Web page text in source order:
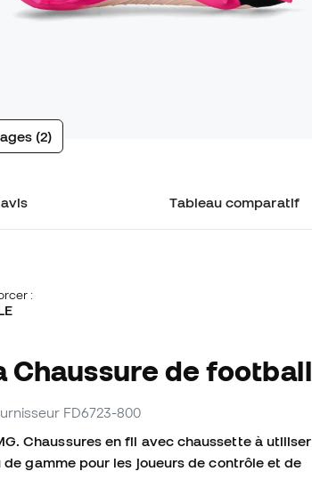
(2)
Tableau comparatif
:
Chaussure de football
FD6723-800
Chaussures en fil avec chaussette à utiliser
gamme pour les joueurs de contrôle et de